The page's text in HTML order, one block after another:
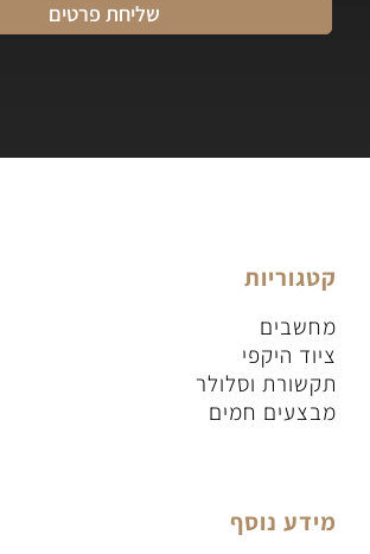
קטגוריות
מחשבים
ציוד היקפי
תקשורת וסלולר
מבצעים חמים
מידע נוסף